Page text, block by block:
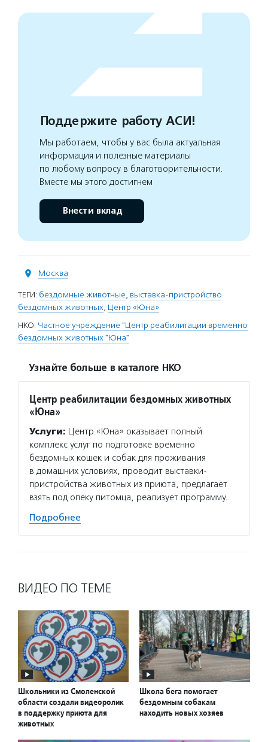
Поддержите работу АСИ!
Мы работаем, чтобы у вас была актуальная
информация и полезные материалы
по любому вопросу в благотворительности.
Вместе мы этого достигнем
Внести вклад
Москва
ТЕГИ: бездомные животные, выставка-пристройство
бездомных животных, Центр «Юна»
НКО: Частное учреждение "Центр реабилитации временно
бездомных животных "Юна"
Узнайте больше в каталоге НКО
Центр реабилитации бездомных животных
«Юна»
Услуги: Центр «Юна» оказывает полный
комплекс услуг по подготовке временно
бездомных кошек и собак для проживания
в домашних условиях, проводит выставки-
пристройства животных из приюта, предлагает
взять под опеку питомца, реализует программу…
Подробнее
ВИДЕО ПО ТЕМЕ
Школьники из Смоленской
области создали видеоролик
в поддержку приюта для
животных
Школа бега помогает
бездомным собакам
находить новых хозяев